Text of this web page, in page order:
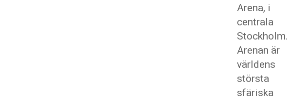
Arena, i
centrala
Stockholm.
Arenan är
världens
största
sfäriska